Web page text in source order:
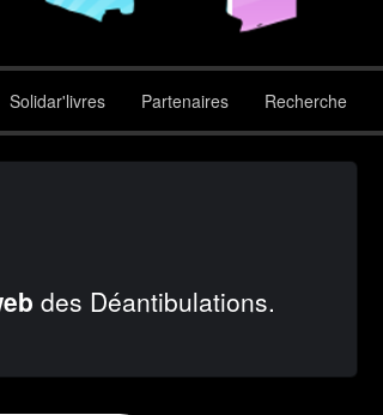
Solidar'livres Partenaires Recherche
des Déantibulations.